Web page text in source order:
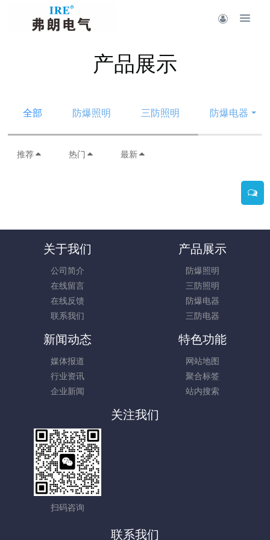
产品展示
全部 防爆照明 三防照明 防爆电器
推荐 热门 最新
关于我们
公司简介
在线留言
在线反馈
联系我们
产品展示
防爆照明
三防照明
防爆电器
三防电器
新闻动态
媒体报道
行业资讯
企业新闻
特色功能
网站地图
聚合标签
站内搜索
关注我们
扫码咨询
联系我们